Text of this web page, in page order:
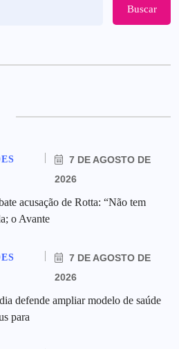
Buscar
7 DE AGOSTO DE
2026
acusação de Rotta: “Não tem
o Avante
7 DE AGOSTO DE
2026
defende ampliar modelo de saúde
para